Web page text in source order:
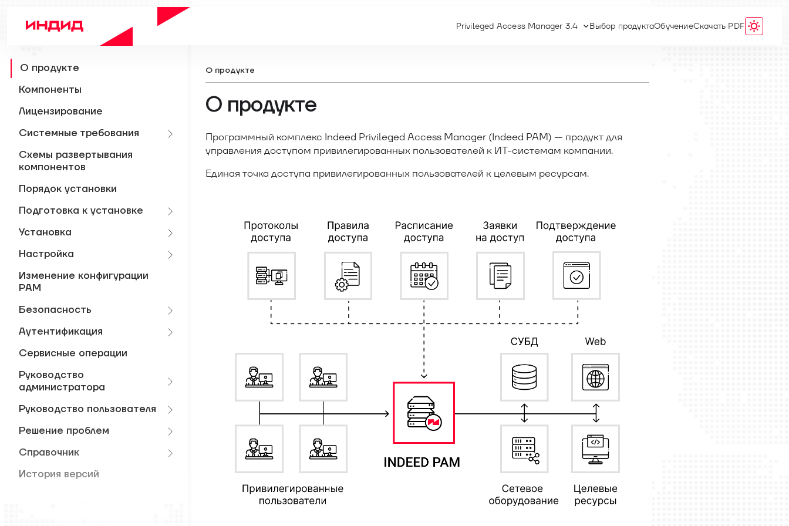
Privileged Access Manager 3.4 Выбор продуктаОбучениеСкачать PDF
О продукте
Компоненты
Лицензирование
Системные требования
Схемы развертывания
компонентов
Порядок установки
Подготовка к установке
Установка
Настройка
Изменение конфигурации
PAM
Безопасность
Аутентификация
Сервисные операции
Руководство
администратора
Руководство пользователя
Решение проблем
Справочник
История версий
О продукте
О продукте
Программный комплекс Indeed Privileged Access Manager(Indeed PAM) — продукт для
управления доступом привилегированных пользователей к ИТ-системам компании.
Единая точка доступа привилегированных пользователей к целевым ресурсам.